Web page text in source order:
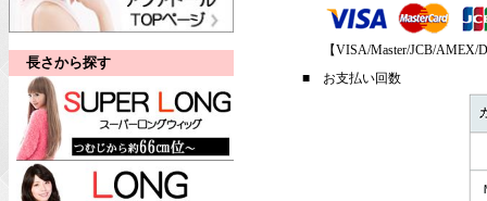
長さから探す
【VISA/Master/JCB/AMEX/
■
お支払い回数